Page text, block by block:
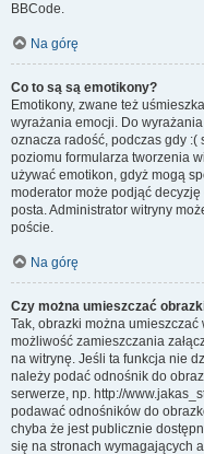
BBCode.
Na górę
Co to są są emotikony?
Emotikony, zwane też
wyrażania emocji. Do
oznacza radość, podczas gdy :(
poziomu formularza tworzenia
używać emotikon, gdyż mogą
moderator może podjąć
posta. Administrator witryny
poście.
Na górę
Czy można umieszczać
Tak, obrazki można umieszczać
możliwość zamieszczania
na witrynę. Jeśli ta funkcja nie
należy podać odnośnik do
serwerze, np. http://
podawać odnośników do
chyba że jest publicznie
się na stronach wymagających